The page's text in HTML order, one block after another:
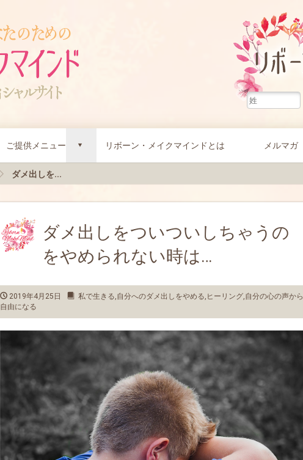
ご提供メニュー d リボーン・メイクマインドとは メルマガ
ダメ出しを...
ダメ出しをついついしちゃうの
をやめられない時は…
2019年4月25日 私で生きる,自分へのダメ出しをやめる, ヒーリング,自分の心の声から
自由になる